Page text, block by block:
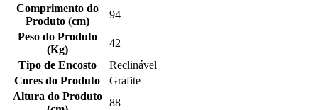
Comprimento do
Produto (cm)
94
Peso do Produto
(Kg)
42
Tipo de Encosto
Reclinável
Cores do Produto
Grafite
Altura do Produto
88